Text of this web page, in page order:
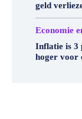
geld
Economie
Inflatie is 3
hoger voor